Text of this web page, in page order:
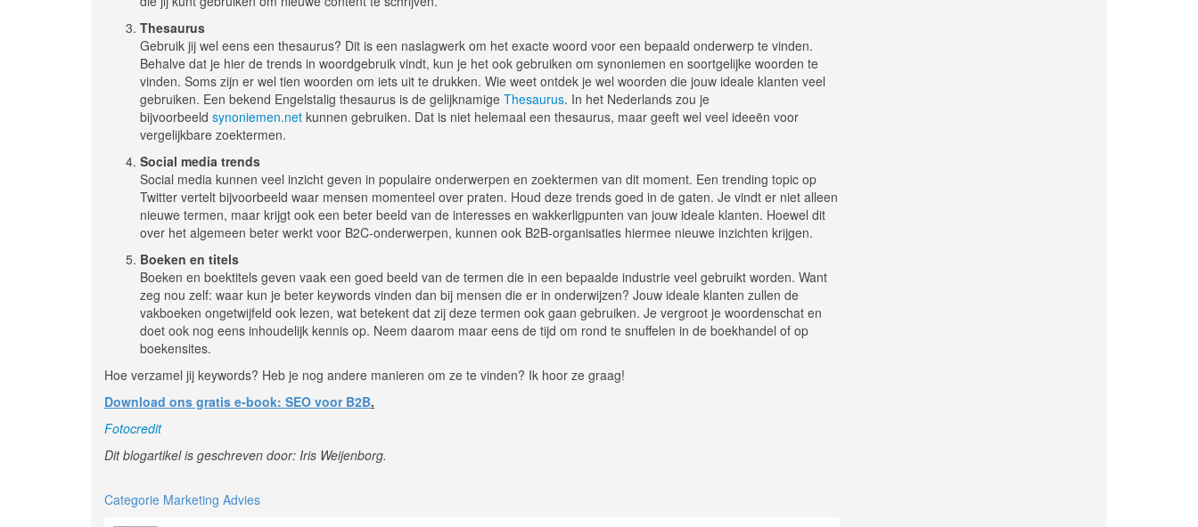
Thesaurus
Gebruik jij wel eens een thesaurus? Dit is een naslagwerk om het exacte woord voor een bepaald onderwerp te vinden.
Behalve dat je hier de trends in woordgebruik vindt, kun je het ook gebruiken om synoniemen en soortgelijke woorden te
vinden. Soms zijn er wel tien woorden om iets uit te drukken. Wie weet ontdek je wel woorden die jouw ideale klanten veel
gebruiken. Een bekend Engelstalig thesaurus is de gelijknamige Thesaurus. In het Nederlands zou je
bijvoorbeeld synoniemen.net kunnen gebruiken. Dat is niet helemaal een thesaurus, maar geeft wel veel ideeën voor
vergelijkbare zoektermen.
Social media trends
Social media kunnen veel inzicht geven in populaire onderwerpen en zoektermen van dit moment. Een trending topic op
Twitter vertelt bijvoorbeeld waar mensen momenteel over praten. Houd deze trends goed in de gaten. Je vindt er niet alleen
nieuwe termen, maar krijgt ook een beter beeld van de interesses en wakkerligpunten van jouw ideale klanten. Hoewel dit
over het algemeen beter werkt voor B2C-onderwerpen, kunnen ook B2B-organisaties hiermee nieuwe inzichten krijgen.
Boeken en titels
Boeken en boektitels geven vaak een goed beeld van de termen die in een bepaalde industrie veel gebruikt worden. Want
zeg nou zelf: waar kun je beter keywords vinden dan bij mensen die er in onderwijzen? Jouw ideale klanten zullen de
vakboeken ongetwijfeld ook lezen, wat betekent dat zij deze termen ook gaan gebruiken. Je vergroot je woordenschat en
doet ook nog eens inhoudelijk kennis op. Neem daarom maar eens de tijd om rond te snuffelen in de boekhandel of op
boekensites.
Hoe verzamel jij keywords? Heb je nog andere manieren om ze te vinden? Ik hoor ze graag!
Download ons gratis e-book: SEO voor B2B.
Fotocredit
Dit blogartikel is geschreven door: Iris Weijenborg.
Categorie Marketing Advies